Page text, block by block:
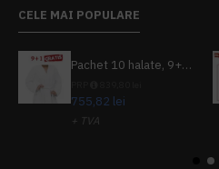
CELE MAI POPULARE
Pachet 10 halate, 9+1 gratuit
755,82 lei
+ TVA